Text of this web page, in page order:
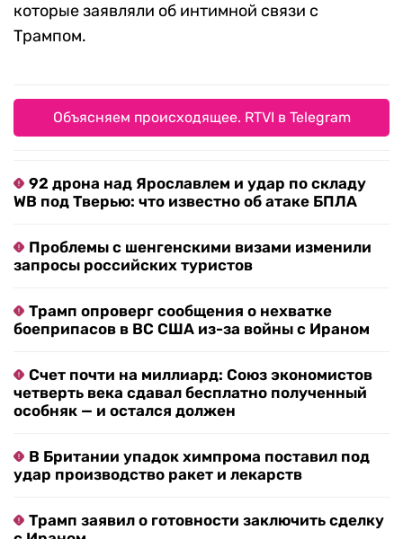
которые заявляли об интимной связи с
Трампом.
Объясняем происходящее. RTVI в Telegram
92 дрона над Ярославлем и удар по складу
WB под Тверью: что известно об атаке БПЛА
Проблемы с шенгенскими визами изменили
запросы российских туристов
Трамп опроверг сообщения о нехватке
боеприпасов в ВС США из-за войны с Ираном
Счет почти на миллиард: Союз экономистов
четверть века сдавал бесплатно полученный
особняк — и остался должен
В Британии упадок химпрома поставил под
удар производство ракет и лекарств
Трамп заявил о готовности заключить сделку